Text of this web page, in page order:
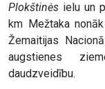
Plokštinės ielu un
km Mežtaka
Žemaitijas
augstienes
daudzveidību.